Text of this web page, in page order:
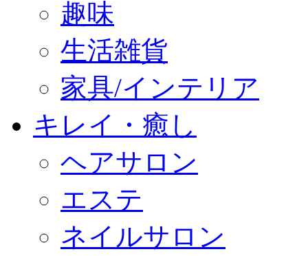
趣味
生活雑貨
家具/インテリア
キレイ・癒し
ヘアサロン
エステ
ネイルサロン